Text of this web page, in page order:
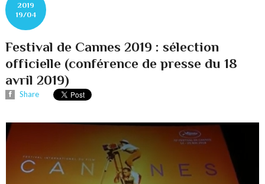
2019
19/04
Festival de Cannes 2019 : sélection
officielle (conférence de presse du 18
avril 2019)
Share